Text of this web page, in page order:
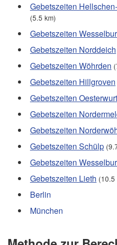
Gebetszeiten
(5.5 km)
Gebetszeiten
Gebetszeiten Norddeich
Gebetszeiten Wöhrden
Gebetszeiten Hillgroven
Gebetszeiten
Gebetszeiten
Gebetszeiten
Gebetszeiten Schülp
Gebetszeiten
Gebetszeiten Lieth (10.5
Berlin
München